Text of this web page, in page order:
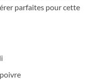
parfaites pour cette